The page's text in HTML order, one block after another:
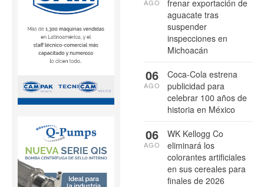
frenar exportación de
aguacate tras
suspender
inspecciones en
Michoacán
AGO
Coca-Cola estrena
publicidad para
celebrar 100 años de
historia en México
06
AGO
WK Kellogg Co
eliminará los
colorantes artificiales
en sus cereales para
finales de 2026
06
AGO